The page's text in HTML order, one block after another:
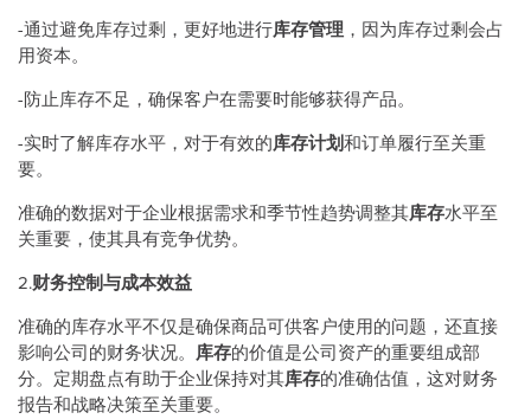
-通过避免库存过剩，更好地进行库存管理 ，因为库存过剩会占
用资本。
-防止库存不足，确保客户在需要时能够获得产品。
-实时了解库存水平，对于有效的库存计划和订单履行至关重
要。
准确的数据对于企业根据需求和季节性趋势调整其库存水平至
关重要，使其具有竞争优势。
2.财务控制与成本效益
准确的库存水平不仅是确保商品可供客户使用的问题，还直接
影响公司的财务状况。 库存的价值是公司资产的重要组成部
分。定期盘点有助于企业保持对其库存的准确估值，这对财务
报告和战略决策至关重要。